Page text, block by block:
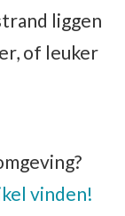
liggen
of leuker
vinden!